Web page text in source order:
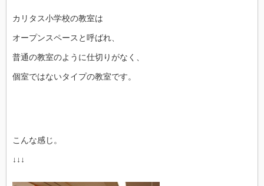
カリタス小学校の教室は
オープンスペースと呼ばれ、
普通の教室のように仕切りがなく、
個室ではないタイプの教室です。
こんな感じ。
↓↓↓